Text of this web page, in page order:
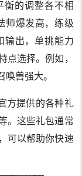
衡的调整各不相
师爆发高，练级
输出，单挑能力
点选择。例如，
兽强大。
方提供的各种礼
。这些礼包通常
可以帮助你快速